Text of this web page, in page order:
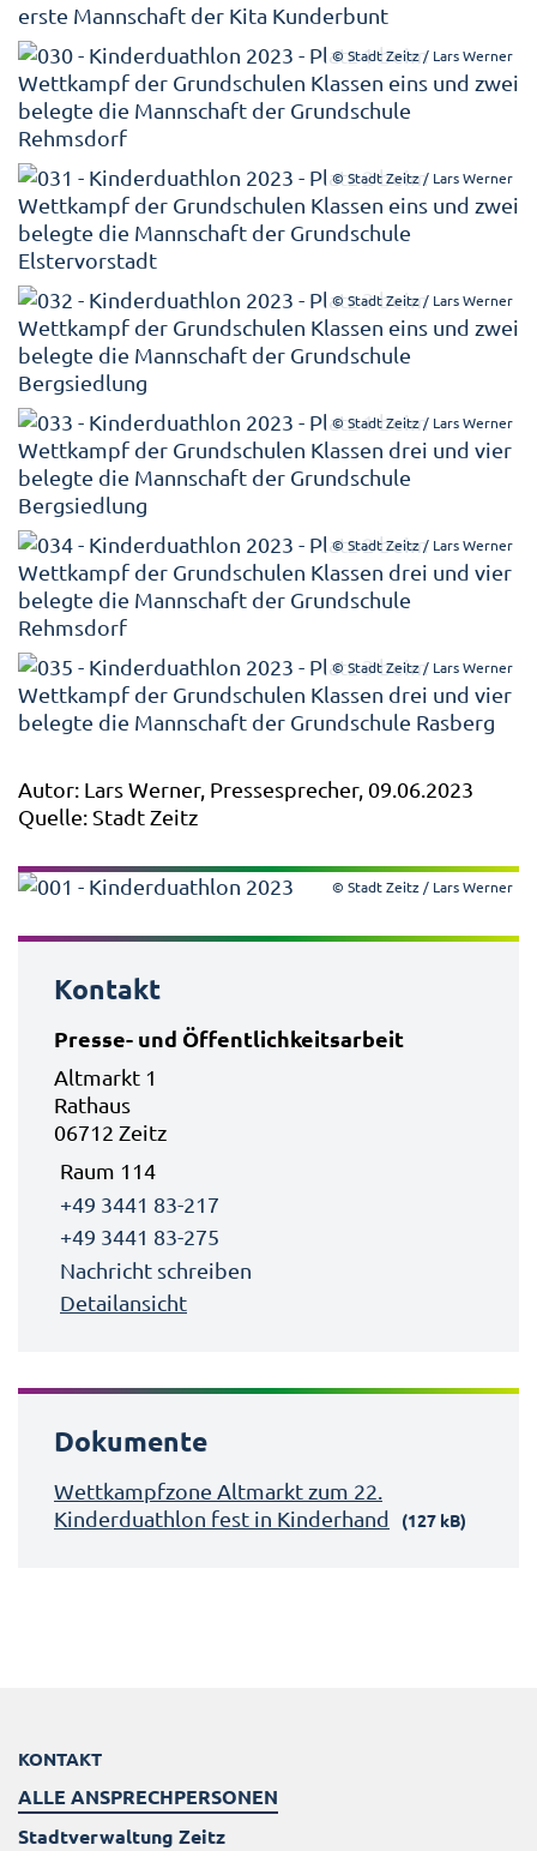
© Stadt Zeitz / Lars Werner
© Stadt Zeitz / Lars Werner
© Stadt Zeitz / Lars Werner
© Stadt Zeitz / Lars Werner
© Stadt Zeitz / Lars Werner
© Stadt Zeitz / Lars Werner
Autor: Lars Werner, Pressesprecher, 09.06.2023
Quelle: Stadt Zeitz
© Stadt Zeitz / Lars Werner
Kontakt
Presse- und Öffentlichkeitsarbeit
Altmarkt 1
Rathaus
06712 Zeitz
Raum 114
+49 3441 83-217
+49 3441 83-275
Nachricht schreiben
Detailansicht
Dokumente
Wettkampfzone Altmarkt zum 22.
Kinderduathlon fest in Kinderhand
(127 kB)
KONTAKT
ALLE ANSPRECHPERSONEN
Stadtverwaltung Zeitz